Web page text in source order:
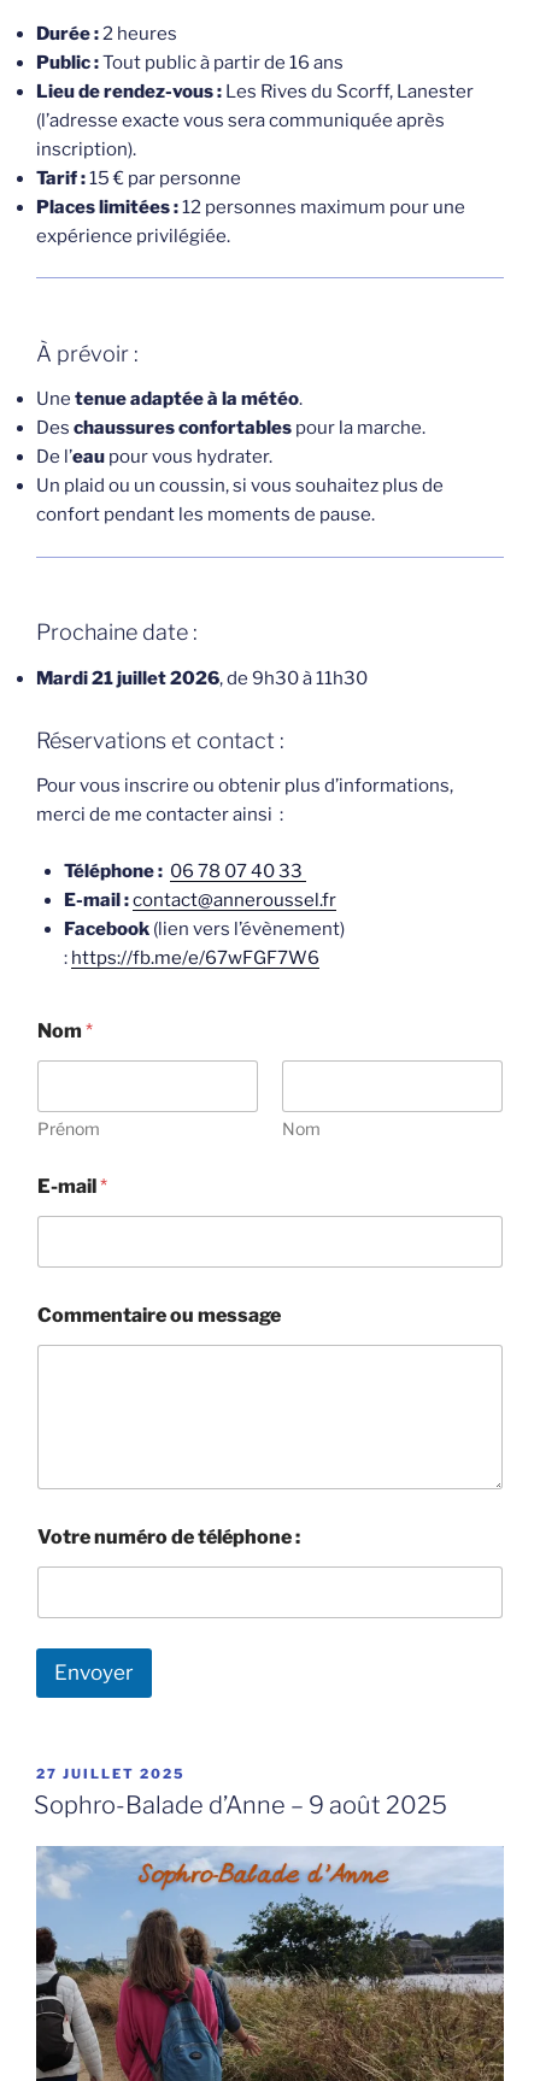
Durée : 2 heures
Public :Tout public à partir de 16 ans
Lieu de rendez-vous : Les Rives du Scorff, Lanester
(l’adresse exacte vous sera communiquée après
inscription).
Tarif :15 € par personne
Places limitées :12 personnes maximum pour une
expérience privilégiée.
À prévoir :
Une tenue adaptée à la météo.
Des chaussures confortables pour la marche.
De l’eau pour vous hydrater.
Un plaid ou un coussin, si vous souhaitez plus de
confort pendant les moments de pause.
Prochaine date :
Mardi 21 juillet 2026, de 9h30 à 11h30
Réservations et contact :
Pour vous inscrire ou obtenir plus d’informations,
merci de me contacter ainsi :
Téléphone : 06 78 07 40 33
E-mail :contact@anneroussel.fr
Facebook(lien vers l’évènement)
: https://fb.me/e/67wFGF7W6
Nom *
Prénom Nom
E-mail*
Commentaire ou message
o
t
e
o
N
Votre numéro de téléphone :
Envoyer
PUBLIÉ
LE
27 JUILLET 2025
Sophro-Balade d’Anne – 9 août 2025